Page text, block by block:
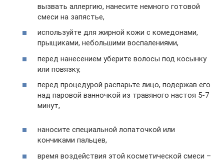
вызвать аллергию, нанесите немного готовой
смеси на запястье,
используйте для жирной кожи с комедонами,
прыщиками, небольшими воспалениями,
перед нанесением уберите волосы под косынку
или повязку,
перед процедурой распарьте лицо, подержав его
над паровой ванночкой из травяного настоя 5-7
минут,
наносите специальной лопаточкой или
кончиками пальцев,
время воздействия этой косметической смеси –